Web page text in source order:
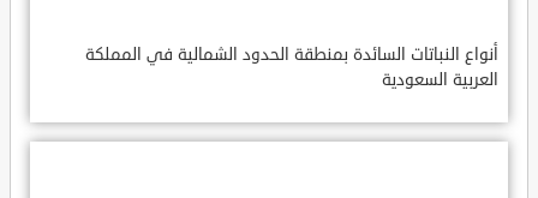
أنواع النباتات السائدة بمنطقة الحدود الشمالية في المملكة
العربية السعودية